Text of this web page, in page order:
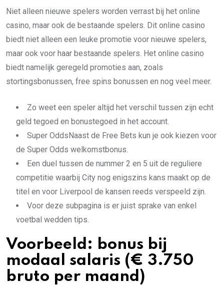
Niet alleen nieuwe spelers worden verrast bij het online
casino, maar ook de bestaande spelers. Dit online casino
biedt niet alleen een leuke promotie voor nieuwe spelers,
maar ook voor haar bestaande spelers. Het online casino
biedt namelijk geregeld promoties aan, zoals
stortingsbonussen, free spins bonussen en nog veel meer.
Zo weet een speler altijd het verschil tussen zijn echt
geld tegoed en bonustegoed in het account.
Super OddsNaast de Free Bets kun je ook kiezen voor
de Super Odds welkomstbonus.
Een duel tussen de nummer 2 en 5 uit de reguliere
competitie waarbij City nog enigszins kans maakt op de
titel en voor Liverpool de kansen reeds verspeeld zijn.
Voor deze subpagina is er juist sprake van enkel
voetbal wedden tips.
Voorbeeld: bonus bij
modaal salaris (€ 3.750
bruto per maand)